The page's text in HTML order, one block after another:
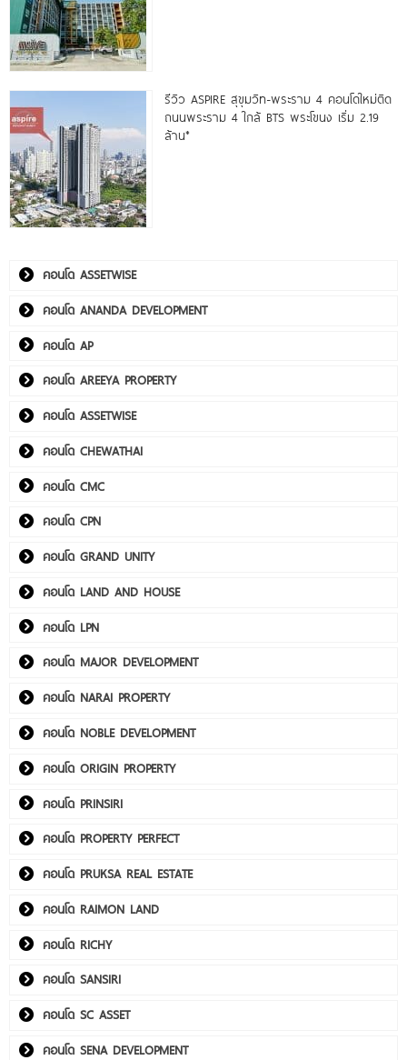
รีวิว ASPIRE สุขุมวิท-พระราม 4 คอนโดใหม่ติด
ถนนพระราม 4 ใกล้ BTS พระโขนง เริ่ม 2.19
ล้าน*
คอนโด ASSETWISE
คอนโด ANANDA DEVELOPMENT
คอนโด AP
คอนโด AREEYA PROPERTY
คอนโด ASSETWISE
คอนโด CHEWATHAI
คอนโด CMC
คอนโด CPN
คอนโด GRAND UNITY
คอนโด LAND AND HOUSE
คอนโด LPN
คอนโด MAJOR DEVELOPMENT
คอนโด NARAI PROPERTY
คอนโด NOBLE DEVELOPMENT
คอนโด ORIGIN PROPERTY
คอนโด PRINSIRI
คอนโด PROPERTY PERFECT
คอนโด PRUKSA REAL ESTATE
คอนโด RAIMON LAND
คอนโด RICHY
คอนโด SANSIRI
คอนโด SC ASSET
คอนโด SENA DEVELOPMENT